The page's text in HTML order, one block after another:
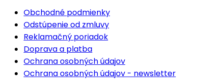
Obchodné podmienky
Odstúpenie od zmluvy
Reklamačný poriadok
Doprava a platba
Ochrana osobných údajov
Ochrana osobných údajov - newsletter